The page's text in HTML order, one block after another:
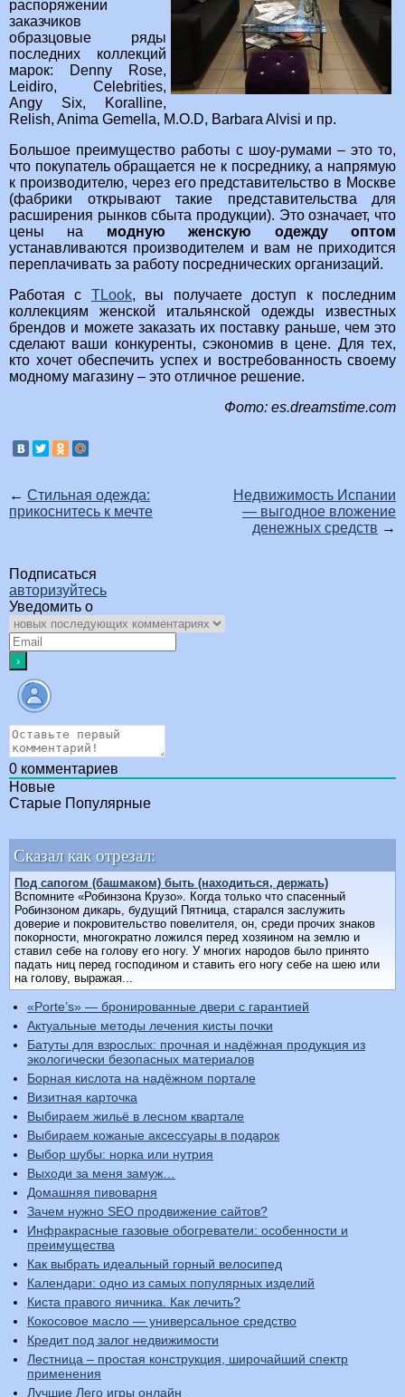
распоряжении
заказчиков
образцовые ряды
последних коллекций
марок: Denny Rose,
Leidiro, Celebrities,
Angy Six, Koralline,
Relish, Anima Gemella, M.O.D, Barbara Alvisi и пр.
Большое преимущество работы с шоу-румами – это то,
что покупатель обращается не к посреднику, а напрямую
к производителю, через его представительство в Москве
(фабрики открывают такие представительства для
расширения рынков сбыта продукции). Это означает, что
цены на модную женскую одежду оптом
устанавливаются производителем и вам не приходится
переплачивать за работу посреднических организаций.
Работая с ТLook, вы получаете доступ к последним
коллекциям женской итальянской одежды известных
брендов и можете заказать их поставку раньше, чем это
сделают ваши конкуренты, сэкономив в цене. Для тех,
кто хочет обеспечить успех и востребованность своему
модному магазину – это отличное решение.
Фото: es.dreamstime.com
← Стильная одежда:
прикоснитесь к мечте
Недвижимость Испании
— выгодное вложение
денежных средств →
Подписаться
авторизуйтесь
Уведомить о
0 комментариев
Новые
Старые Популярные
Сказал как отрезал:
Под сапогом (башмаком) быть (находиться, держать)
Вспомните «Робинзона Крузо». Когда только что спасенный
Робинзоном дикарь, будущий Пятница, старался заслужить
доверие и покровительство повелителя, он, среди прочих знаков
покорности, многократно ложился перед хозяином на землю и
ставил себе на голову его ногу. У многих народов было принято
падать ниц перед господином и ставить его ногу себе на шею или
на голову, выражая...
«Porte’s» — бронированные двери с гарантией
Актуальные методы лечения кисты почки
Батуты для взрослых: прочная и надёжная продукция из
экологически безопасных материалов
Борная кислота на надёжном портале
Визитная карточка
Выбираем жильё в лесном квартале
Выбираем кожаные аксессуары в подарок
Выбор шубы: норка или нутрия
Выходи за меня замуж…
Домашняя пивоварня
Зачем нужно SEO продвижение сайтов?
Инфракрасные газовые обогреватели: особенности и
преимущества
Как выбрать идеальный горный велосипед
Календари: одно из самых популярных изделий
Киста правого яичника. Как лечить?
Кокосовое масло — универсальное средство
Кредит под залог недвижимости
Лестница – простая конструкция, широчайший спектр
применения
Лучшие Лего игры онлайн